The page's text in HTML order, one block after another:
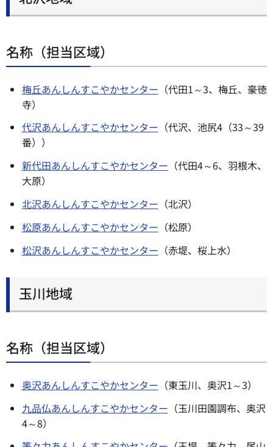
名称（担当区域）
梅丘あんしんすこやかセンター （代田1～3、梅丘、豪徳
寺）
代沢あんしんすこやかセンター （代沢、池尻4（33～39
番））
新代田あんしんすこやかセンター （代田4～6、羽根木、
大原）
北沢あんしんすこやかセンター （北沢）
松原あんしんすこやかセンター （松原）
松沢あんしんすこやかセンター （赤堤、桜上水）
玉川地域
名称（担当区域）
奥沢あんしんすこやかセンター （東玉川、奥沢1～3）
九品仏あんしんすこやかセンター （玉川田園調布、奥沢
4～8）